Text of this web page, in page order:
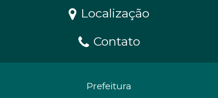
Localização
Contato
Prefeitura